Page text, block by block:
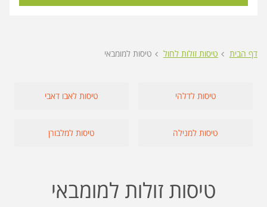
דף הבית טיסות זולות לחול טיסות למומבאי
טיסות לדלהי טיסות לאבו דאבי
טיסות למנילה טיסות למלבורן
טיסות זולות למומבאי